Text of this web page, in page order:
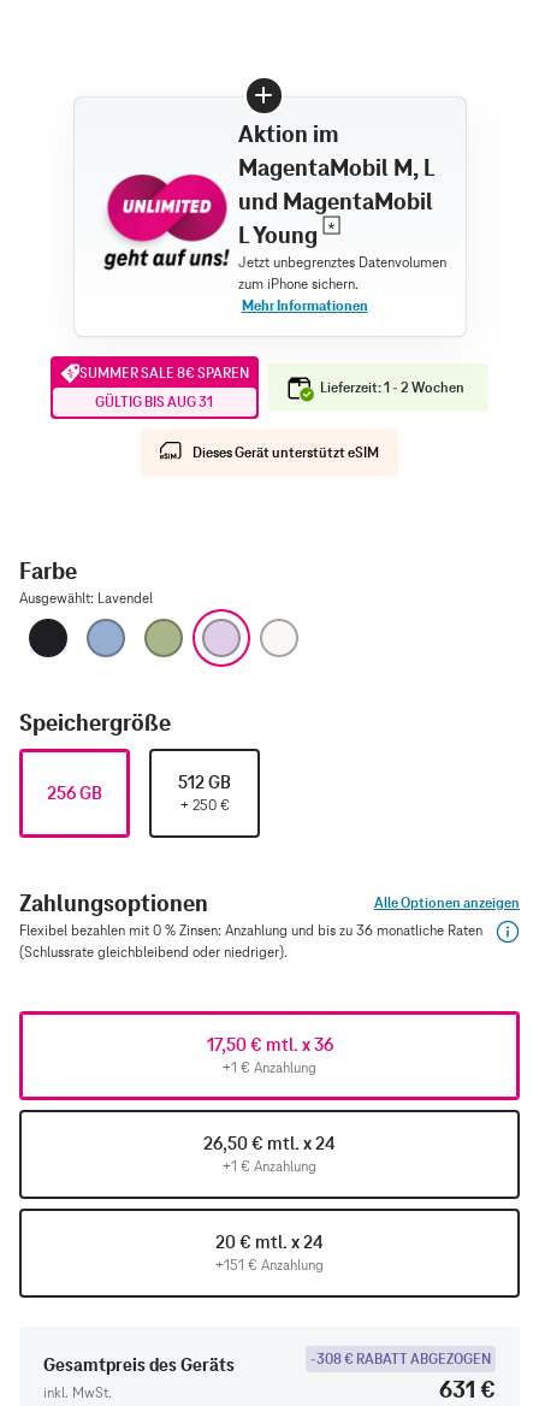
Aktion im
MagentaMobil M, L
und MagentaMobil
L Young
SUMMER SALE 8€ SPAREN
GÜLTIG BIS AUG 31
Lieferzeit: 1 - 2 Wochen
Dieses Gerät unterstützt eSIM
Farbe
Ausgewählt: Lavendel
Schwarz NebelblauSalbei Lavendel
Speichergröße
256 GB 512 GB
+ 250 €
Zahlungsoptionen
Alle Optionen anzeigen
Flexibel bezahlen mit 0 % Zinsen: Anzahlung und bis zu 36 monatliche Raten
(Schlussrate gleichbleibend oder niedriger).
17,50 € mtl. x 36
+1 € Anzahlung
26,50 € mtl. x 24
+1 € Anzahlung
20 € mtl. x 24
+151 € Anzahlung
Gesamtpreis des Geräts
inkl. MwSt.
-308 € RABATT ABGEZOGEN
631 €